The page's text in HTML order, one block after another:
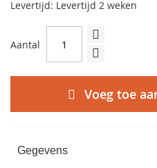
Levertijd: Levertijd 2 weken
Aantal
Voeg toe
Gegevens